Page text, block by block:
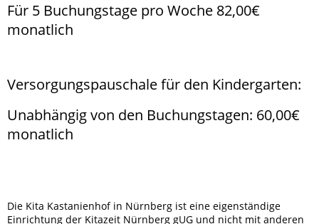
Für 5 Buchungstage pro Woche 82,00€
monatlich
Versorgungspauschale für den Kindergarten:
Unabhängig von den Buchungstagen: 60,00€
monatlich
Die Kita Kastanienhof in Nürnberg ist eine eigenständige
Einrichtung der Kitazeit Nürnberg gUG und nicht mit anderen